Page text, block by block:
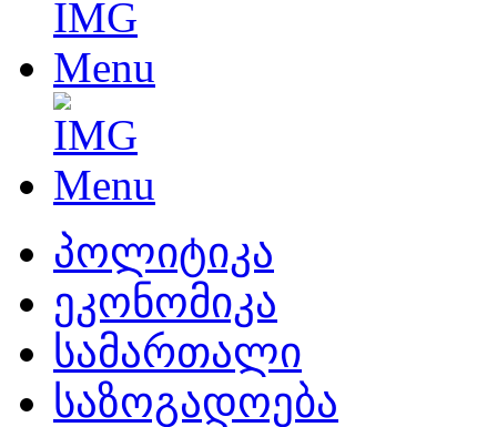
პოლიტიკა
ეკონომიკა
სამართალი
საზოგადოება